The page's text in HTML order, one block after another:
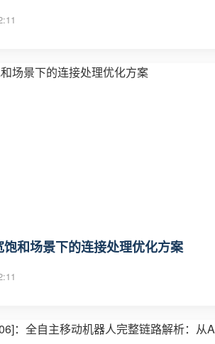
和场景下的连接处理优化方案